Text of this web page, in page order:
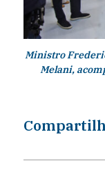
Ministro
Melani,